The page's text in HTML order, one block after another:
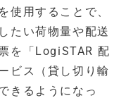
使用することで、
たい荷物量や配送
を「LogiSTAR 配
ビス（貸し切り輸
きるようになっ